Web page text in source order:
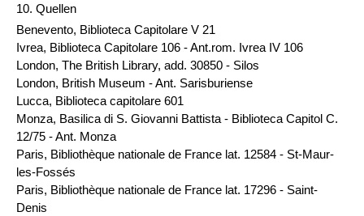
10. Quellen
Benevento, Biblioteca Capitolare V 21
Ivrea, Biblioteca Capitolare 106 - Ant.rom. Ivrea IV 106
London, The British Library, add. 30850 - Silos
London, British Museum - Ant. Sarisburiense
Lucca, Biblioteca capitolare 601
Monza, Basilica di S. Giovanni Battista - Biblioteca Capitol C.
12/75 - Ant. Monza
Paris, Bibliothèque nationale de France lat. 12584 - St-Maur-
les-Fossés
Paris, Bibliothèque nationale de France lat. 17296 - Saint-
Denis